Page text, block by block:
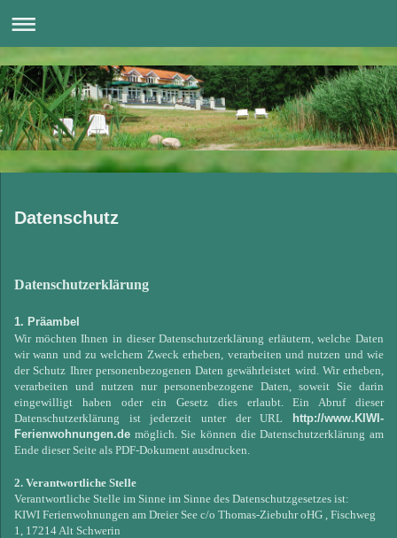
Datenschutz
Datenschutzerklärung
1. Präambel
Wir möchten Ihnen in dieser Datenschutzerklärung erläutern, welche Daten
wir wann und zu welchem Zweck erheben, verarbeiten und nutzen und wie
der Schutz Ihrer personenbezogenen Daten gewährleistet wird. Wir erheben,
verarbeiten und nutzen nur personenbezogene Daten, soweit Sie darin
eingewilligt haben oder ein Gesetz dies erlaubt. Ein Abruf dieser
Datenschutzerklärung ist jederzeit unter der URL
http://www.KIWI-
Ferienwohnungen.de möglich. Sie können die Datenschutzerklärung am
Ende dieser Seite als PDF-Dokument ausdrucken.
2. Verantwortliche Stelle
Verantwortliche Stelle im Sinne im Sinne des Datenschutzgesetzes ist:
KIWI Ferienwohnungen am Dreier See c/o Thomas-Ziebuhr oHG , Fischweg
1, 17214 Alt Schwerin